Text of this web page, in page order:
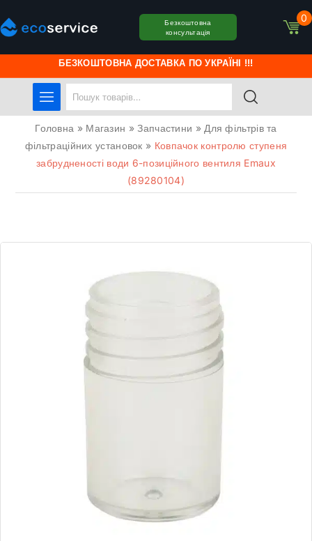
БЕЗКОШТОВНА ДОСТАВКА ПО УКРАЇНІ !!!
Безкоштовна
консультація
0
Головна » Магазин »Запчастини » Для фільтрів та
фільтраційних установок » Ковпачок контролю ступеня
забрудненості води 6-позиційного вентиля Emaux
(89280104)